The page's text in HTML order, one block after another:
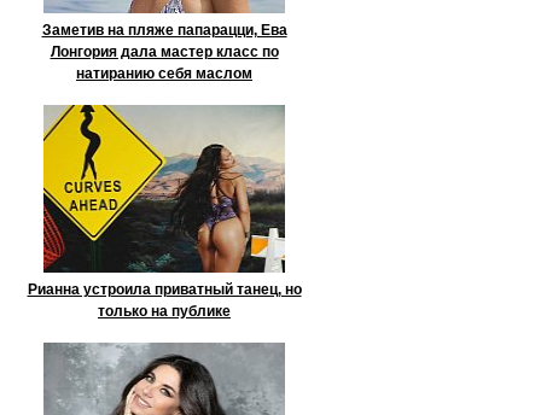
Заметив на пляже папарацци, Ева
Лонгория дала мастер класс по
натиранию себя маслом
Рианна устроила приватный танец, но
только на публике